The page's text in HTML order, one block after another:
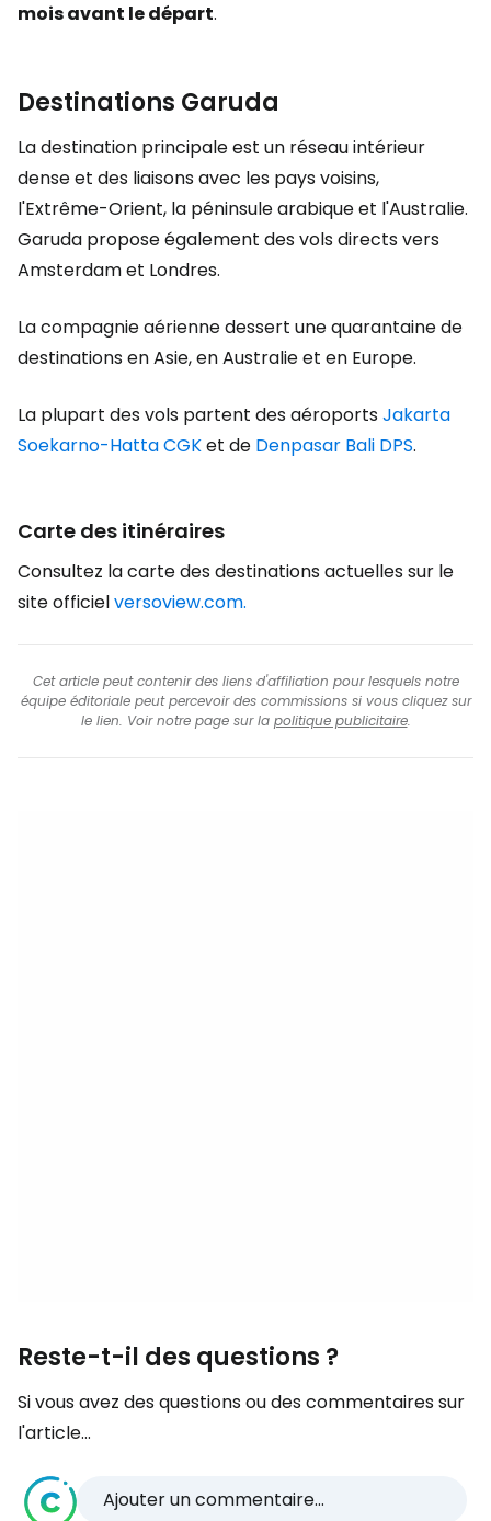
mois avant le départ.
Destinations Garuda
La destination principale est un réseau intérieur
dense et des liaisons avec les pays voisins,
l'Extrême-Orient, la péninsule arabique et l'Australie.
Garuda propose également des vols directs vers
Amsterdam et Londres.
La compagnie aérienne dessert une quarantaine de
destinations en Asie, en Australie et en Europe.
La plupart des vols partent des aéroportsJakarta
Soekarno-Hatta CGKet de Denpasar Bali DPS.
Carte des itinéraires
Consultez la carte des destinations actuelles sur le
site officielversoview.com.
Cet article peut contenir des liens d'affiliation pour lesquels notre
équipe éditoriale peut percevoir des commissions si vous cliquez sur
le lien. Voir notre page sur la politique publicitaire.
Reste-t-il des questions ?
Si vous avez des questions ou des commentaires sur
l'article...
Ajouter un commentaire...